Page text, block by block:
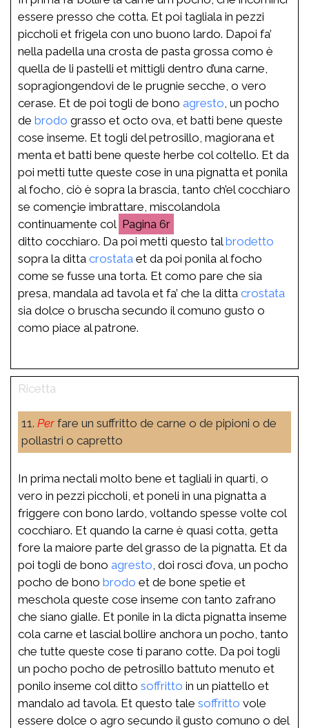
essere presso che cotta. Et poi tagliala in pezzi
piccholi et frigela con uno buono lardo. Dapoi fa’
nella padella una crosta de pasta grossa como è
quella de li pastelli et mittigli dentro d’una carne,
sopragiongendovi de le prugnie secche, o vero
cerase. Et de poi togli de bono agresto , un pocho
de brodo grasso et octo ova, et batti bene queste
cose inseme. Et togli del petrosillo, magiorana et
menta et batti bene queste herbe col coltello. Et da
poi metti tutte queste cose in una pignatta et ponila
al focho, ciò è sopra la brascia, tanto ch’el cocchiaro
se començie imbrattare, miscolandola
continuamente col
6r
ditto cocchiaro. Da poi metti questo talbrodetto
sopra la ditta crostata et da poi ponila al focho
come se fusse una torta. Et como pare che sia
presa, mandala ad tavola et fa’ che la ditta crostata
sia dolce o bruscha secundo il comuno gusto o
como piace al patrone.
11. Perfare un suffritto de carne o de pipioni o de
pollastri o capretto
In prima nectali molto bene et tagliali in quarti, o
vero in pezzi piccholi, et poneli in una pignatta a
friggere con bono lardo, voltando spesse volte col
cocchiaro. Et quando la carne è quasi cotta, getta
fore la maiore parte del grasso de la pignatta. Et da
poi togli de bono agresto , doi rosci d’ova, un pocho
pocho de bono brodo et de bone spetie et
meschola queste cose inseme con tanto zafrano
che siano gialle. Et ponile in la dicta pignatta inseme
cola carne et lascial bollire anchora un pocho, tanto
che tutte queste cose ti parano cotte. Da poi togli
un pocho pocho de petrosillo battuto menuto et
ponilo inseme col ditto soffritto in un piattello et
mandalo ad tavola. Et questo tale soffritto vole
essere dolce o agro secundo il gusto comuno o del